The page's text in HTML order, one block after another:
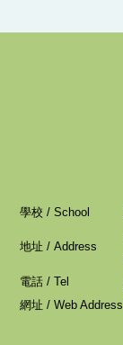
學校 / School
地址 / Address
電話 / Tel
網址 / Web Address